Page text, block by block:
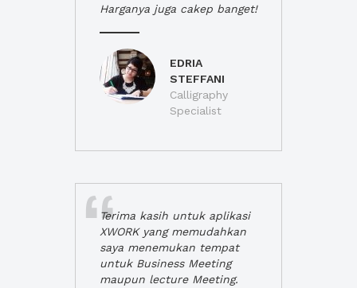
Harganya juga cakep banget!
EDRIA
STEFFANI
Calligraphy
Specialist
Terima kasih untuk aplikasi
XWORK yang memudahkan
saya menemukan tempat
untuk Business Meeting
maupun lecture Meeting.